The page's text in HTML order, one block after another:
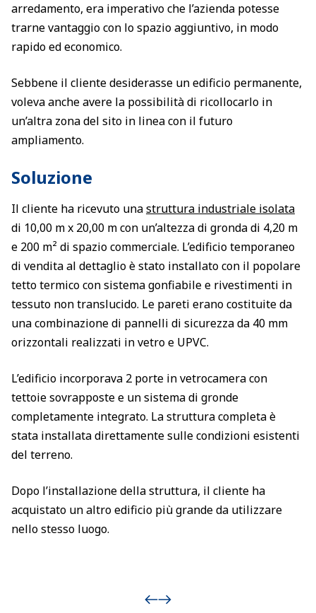
arredamento, era imperativo che l’azienda potesse
trarne vantaggio con lo spazio aggiuntivo, in modo
rapido ed economico.
Sebbene il cliente desiderasse un edificio permanente,
voleva anche avere la possibilità di ricollocarlo in
un’altra zona del sito in linea con il futuro
ampliamento.
Soluzione
Il cliente ha ricevuto unastruttura industriale isolata
di 10,00 m x 20,00 m con un’altezza di gronda di 4,20 m
e 200 m² di spazio commerciale. L’edificio temporaneo
di vendita al dettaglio è stato installato con il popolare
tetto termico con sistema gonfiabile e rivestimenti in
tessuto non translucido. Le pareti erano costituite da
una combinazione di pannelli di sicurezza da 40 mm
orizzontali realizzati in vetro e UPVC.
L’edificio incorporava 2 porte in vetrocamera con
tettoie sovrapposte e un sistema di gronde
completamente integrato. La struttura completa è
stata installata direttamente sulle condizioni esistenti
del terreno.
Dopo l’installazione della struttura, il cliente ha
acquistato un altro edificio più grande da utilizzare
nello stesso luogo.